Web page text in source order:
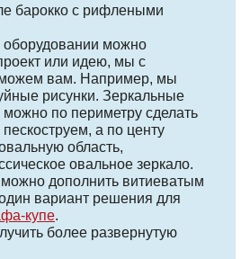
барокко с рифлеными
можно
или идею, мы с
вам. Например, мы
рисунки. Зеркальные
по периметру сделать
а по центу
область,
овальное зеркало.
дополнить витиеватым
вариант решения для
купе.
более развернутую